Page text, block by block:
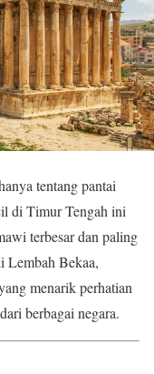
tentang pantai
di Timur Tengah ini
terbesar dan paling
Lembah Bekaa,
menarik perhatian
berbagai negara.